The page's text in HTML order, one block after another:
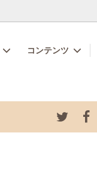
コンテンツ